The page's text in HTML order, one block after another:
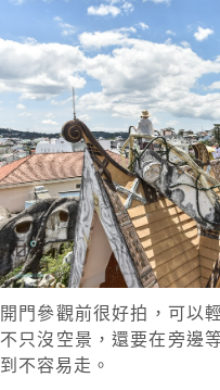
開門參觀前很好拍，可
不只沒空景，還要在旁邊
到不容易走。